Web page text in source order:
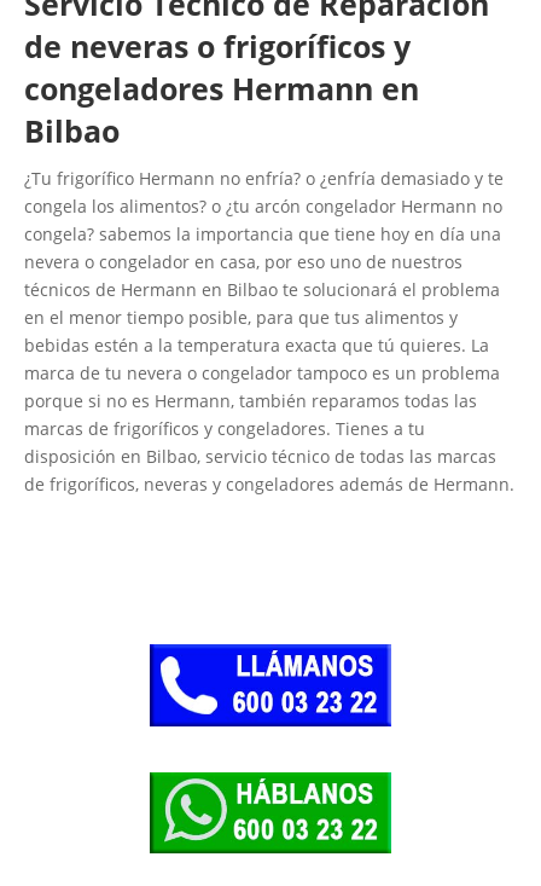
de neveras o frigoríficos y
congeladores Hermann en
Bilbao
¿Tu frigorífico Hermann no enfría? o ¿enfría demasiado y te
congela los alimentos? o ¿tu arcón congelador Hermann no
congela? sabemos la importancia que tiene hoy en día una
nevera o congelador en casa, por eso uno de nuestros
técnicos de Hermann en Bilbao te solucionará el problema
en el menor tiempo posible, para que tus alimentos y
bebidas estén a la temperatura exacta que tú quieres. La
marca de tu nevera o congelador tampoco es un problema
porque si no es Hermann, también reparamos todas las
marcas de frigoríficos y congeladores. Tienes a tu
disposición en Bilbao, servicio técnico de todas las marcas
de frigoríficos, neveras y congeladores además de Hermann.